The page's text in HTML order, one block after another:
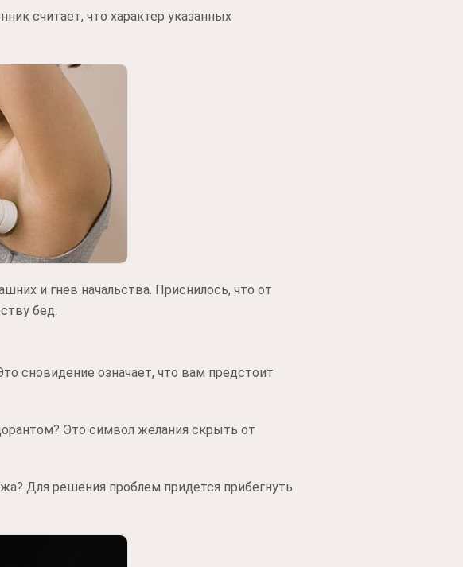
считает, что характер указанных
и гнев начальства. Приснилось, что от
бед.
сновидение означает, что вам предстоит
Это символ желания скрыть от
Для решения проблем придется прибегнуть